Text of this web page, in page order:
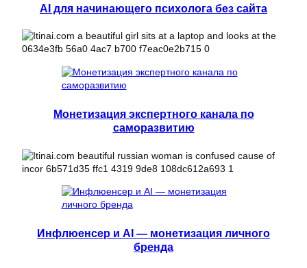
AI для начинающего психолога без сайта
Монетизация экспертного канала по
саморазвитию
Инфлюенсер и AI — монетизация личного
бренда